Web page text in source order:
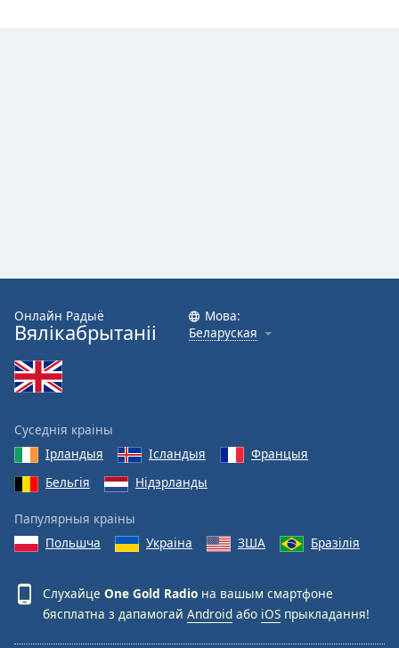
Онлайн Радыё
Вялікабрытаніі
Мова:
Беларуская
Суседнія краіны
Ірландыя
Ісландыя
Францыя
Бельгія
Нідэрланды
Папулярныя краіны
Польшча
Украіна ЗША Бразілія
Слухайце One Gold Radio на вашым смартфоне
бясплатна з дапамогай Android або iOS прыкладання!